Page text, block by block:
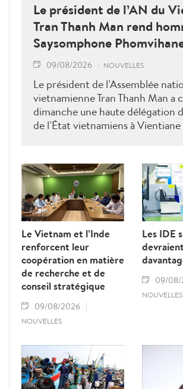
Le président de l’AN du
Tran Thanh Man rend
Saysomphone
09/08/2026 NOUVELLES
Le président de l’Assemblée
vietnamienne Tran Thanh Man a
dimanche une haute délégation
de l’État vietnamiens à
Phomvihane, soulignant ses
au renforcement des relations
de solidarité entre les deux pays.
Le Vietnam et l’Inde
renforcent leur
coopération en matière
de recherche et de
conseil stratégique
09/08/2026
NOUVELLES
Les IDE
09/
NOUVELLES